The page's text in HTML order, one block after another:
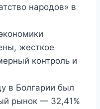
народов» в
жесткое
контроль и
в Болгарии был
рынок — 32,41%